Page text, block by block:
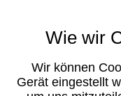
Wie wir
Wir können
Gerät eingestellt